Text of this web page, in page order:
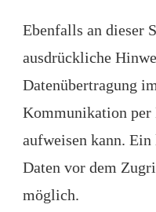
Ebenfalls an dieser
ausdrückliche
Datenübertragung
Kommunikation
aufweisen kann.
Daten vor dem
möglich.